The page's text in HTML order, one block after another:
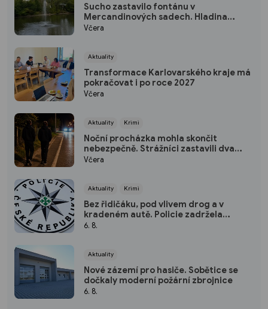
Sucho zastavilo fontánu v
Mercandinových sadech. Hladina
rybníka výrazně klesla
Včera
Aktuality
Transformace Karlovarského kraje má
pokračovat i po roce 2027
Včera
Aktuality Krimi
Noční procházka mohla skončit
nebezpečně. Strážníci zastavili dva
mladíky mířící do Bohatic
Včera
Aktuality Krimi
Bez řidičáku, pod vlivem drog a v
kradeném autě. Policie zadržela
třicetiletého muže
6. 8.
Aktuality
Nové zázemí pro hasiče. Sobětice se
dočkaly moderní požární zbrojnice
6. 8.